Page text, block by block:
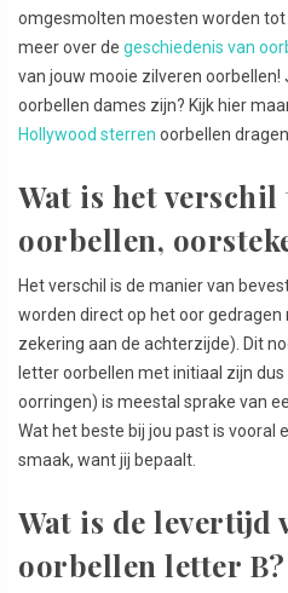
omgesmolten moesten worden
meer over de geschiedenis van
van jouw mooie zilveren
oorbellen dames zijn? Kijk hier
Hollywood sterren oorbellen
Wat is het verschil
oorbellen,
Het verschil is de manier van
worden direct op het oor
zekering aan de achterzijde). Dit
letter oorbellen met initiaal zijn dus
oorringen) is meestal sprake van
Wat het beste bij jou past is vooral
smaak, want jij bepaalt.
Wat is de levertijd
oorbellen letter B?